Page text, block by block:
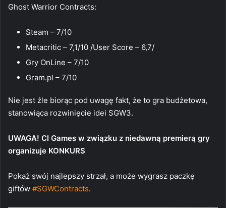
Ghost Warrior Contracts:
Steam – 7/10
Metacritic – 7,1/10 /User Score – 6,7/
Gry OnLine – 7/10
Gram.pl – 7/10
Nie jest źle biorąc pod uwagę fakt, że to gra budżetowa,
stanowiąca rozwinięcie idei SGW3.
UWAGA! CI Games w związku z niedawną premierą gry
organizuje KONKURS
Pokaż swój najlepszy strzał, a może wygrasz paczkę
giftów #SGWContracts.